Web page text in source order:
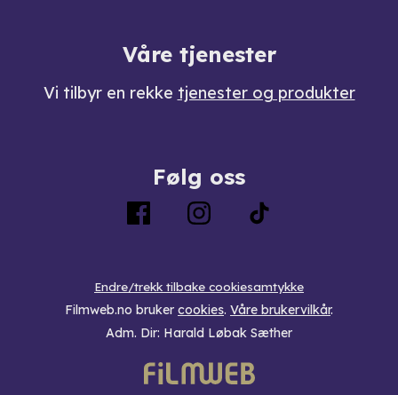
Våre tjenester
Vi tilbyr en rekke tjenester og produkter
Følg oss
Endre/trekk tilbake cookiesamtykke
Filmweb.no bruker cookies. Våre brukervilkår.
Adm. Dir: Harald Løbak Sæther